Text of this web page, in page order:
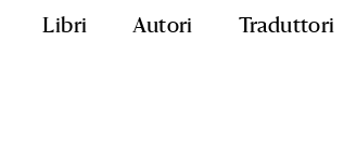
Libri Autori Traduttori